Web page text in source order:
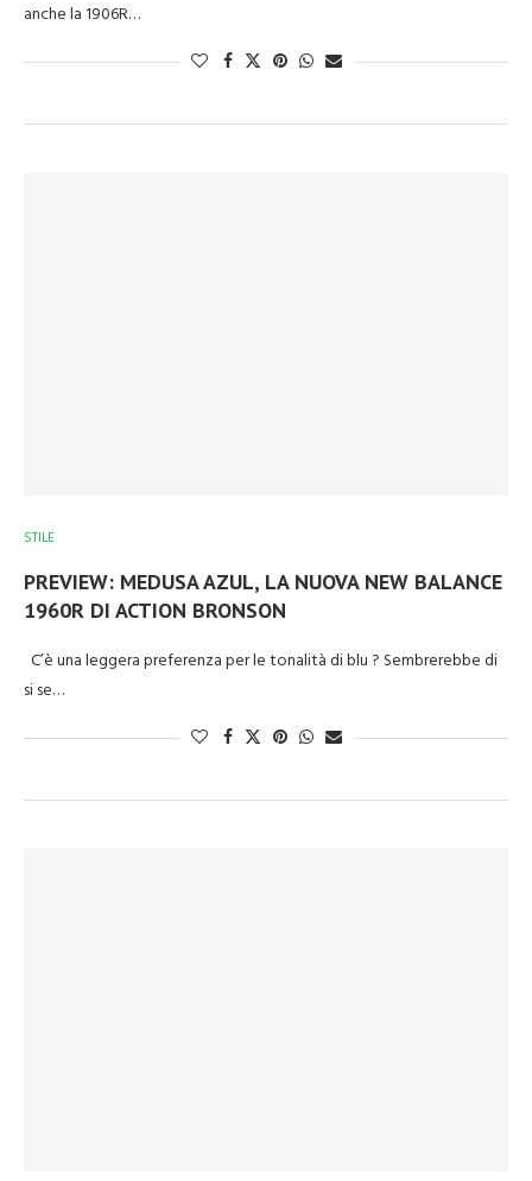
anche la 1906R…
STILE
PREVIEW: MEDUSA AZUL, LA NUOVA NEW BALANCE
1960R DI ACTION BRONSON
C’è una leggera preferenza per le tonalità di blu ? Sembrerebbe di
si se…